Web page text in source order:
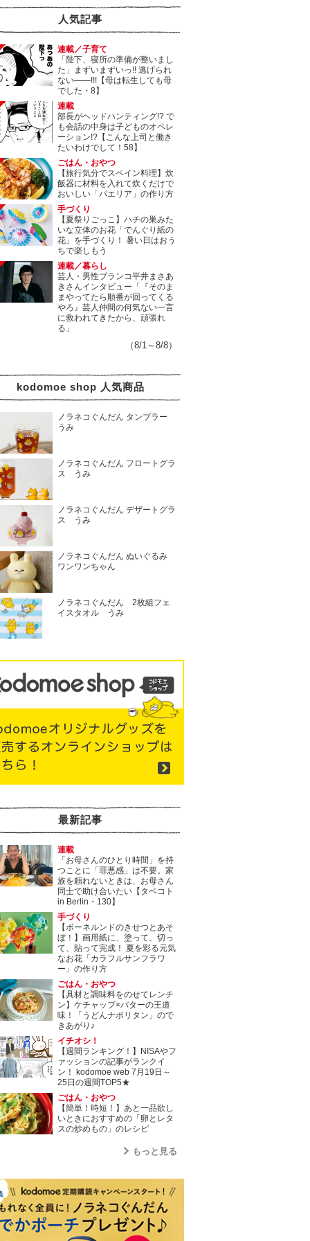
人気記事
連載／子育て
「陛下、寝所の準備が整いまし
た」まずいまずいっ!! 逃げられ
ない――!!!【母は転生しても母
でした・8】
連載
部長がヘッドハンティング!? で
も会話の中身は子どものオペレ
ーション!?【こんな上司と働き
たいわけでして！58】
ごはん・おやつ
【旅行気分でスペイン料理】炊
飯器に材料を入れて炊くだけで
おいしい「パエリア」の作り方
手づくり
【夏祭りごっこ】ハチの巣みた
いな立体のお花「でんぐり紙の
花」を手づくり！ 暑い日はおう
ちで楽しもう
連載／暮らし
芸人・男性ブランコ平井まさあ
きさんインタビュー「『そのま
まやってたら順番が回ってくる
やろ』芸人仲間の何気ない一言
に救われてきたから、頑張れ
る」
（8/1～8/8）
kodomoe shop 人気商品
ノラネコぐんだん タンブラー
うみ
ノラネコぐんだん フロートグラ
ス うみ
ノラネコぐんだん デザートグラ
ス うみ
ノラネコぐんだん ぬいぐるみ
ワンワンちゃん
ノラネコぐんだん 2枚組フェ
イスタオル うみ
最新記事
連載
「お母さんのひとり時間」を持
つことに「罪悪感」は不要。家
族を頼れないときは、お母さん
同士で助け合いたい【タベコト
in Berlin・130】
手づくり
【ボーネルンドのきせつとあそ
ぼ！】画用紙に、塗って、切っ
て、貼って完成！ 夏を彩る元気
なお花「カラフルサンフラワ
ー」の作り方
ごはん・おやつ
【具材と調味料をのせてレンチ
ン】ケチャップ×バターの王道
味！「うどんナポリタン」ので
きあがり♪
イチオシ！
【週間ランキング！】NISAやフ
ァッションの記事がランクイ
ン！ kodomoe web 7月19日～
25日の週間TOP5★
ごはん・おやつ
【簡単！時短！】あと一品欲し
いときにおすすめの「卵とレタ
スの炒めもの」のレシピ
もっと見る